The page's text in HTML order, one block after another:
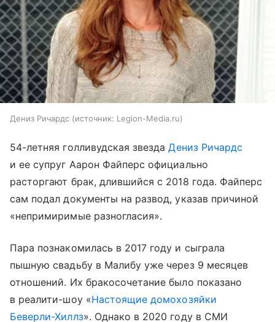
Дениз Ричардс источник: Legion-Media.ru
54-летняя голливудская звездаДениз Ричардс
и ее супруг Аарон Файперс официально
расторгают брак, длившийся с 2018 года. Файперс
сам подал документы на развод, указав причиной
«непримиримые разногласия».
Пара познакомилась в 2017 году и сыграла
пышную свадьбу в Малибу уже через 9 месяцев
отношений. Их бракосочетание было показано
в реалити-шоу «Настоящие домохозяйки
Беверли-Хиллз». Однако в 2020 году в СМИ